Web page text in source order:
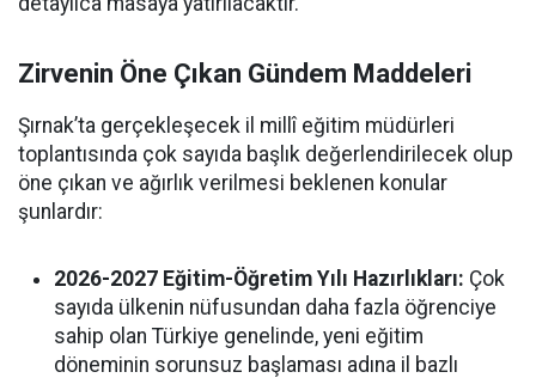
Zirvenin Öne Çıkan Gündem Maddeleri
Şırnak’ta gerçekleşecek il millî eğitim müdürleri
toplantısında çok sayıda başlık değerlendirilecek olup
öne çıkan ve ağırlık verilmesi beklenen konular
şunlardır:
2026-2027 Eğitim-Öğretim Yılı Hazırlıkları: Çok
sayıda ülkenin nüfusundan daha fazla öğrenciye
sahip olan Türkiye genelinde, yeni eğitim
döneminin sorunsuz başlaması adına il bazlı